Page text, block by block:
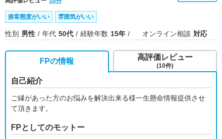
接客態度がいい 雰囲気がいい
性別 男性 年代 50代 経験年数 15年 オンライン相談 対応
FPの情報
自己紹介
ご縁があった方のお悩みを解決出来る様一生懸命情報提供させ
て頂きます。
FPとしてのモットー
高評価レビュー
(10件)